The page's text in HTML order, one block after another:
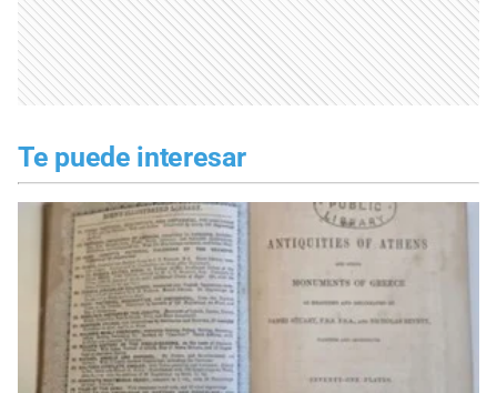
Te puede interesar